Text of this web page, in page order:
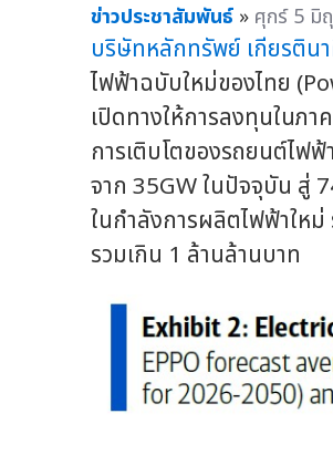
ข่าวประชาสัมพันธ์ » ศุกร์ 5 มิ
บริษัทหลักทรัพย์ เกียรติน
ไฟฟ้าฉบับใหม่ของไทย
เปิดทางให้การลงทุนในภ
การเติบโตของรถยนต์ไฟฟ้
จาก 35GW ในปัจจุบัน สู่
ในกำลังการผลิตไฟฟ้าให
รวมเกิน 1 ล้านล้านบาท